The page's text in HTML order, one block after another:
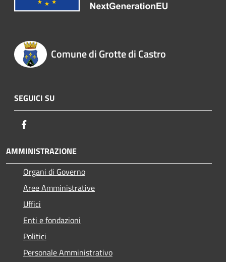
Comune di Grotte di Castro
SEGUICI SU
AMMINISTRAZIONE
Organi di Governo
Aree Amministrative
Uffici
Enti e fondazioni
Politici
Personale Amministrativo